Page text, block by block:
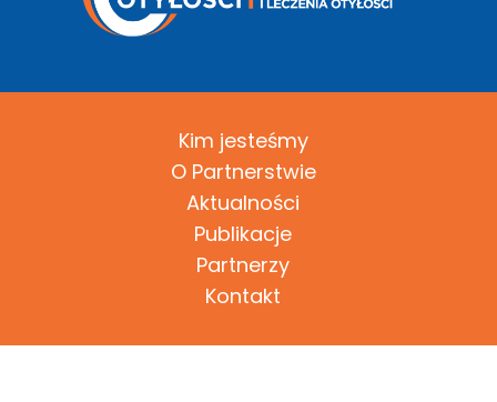
Kim jesteśmy
O Partnerstwie
Aktualności
Publikacje
Partnerzy
Kontakt